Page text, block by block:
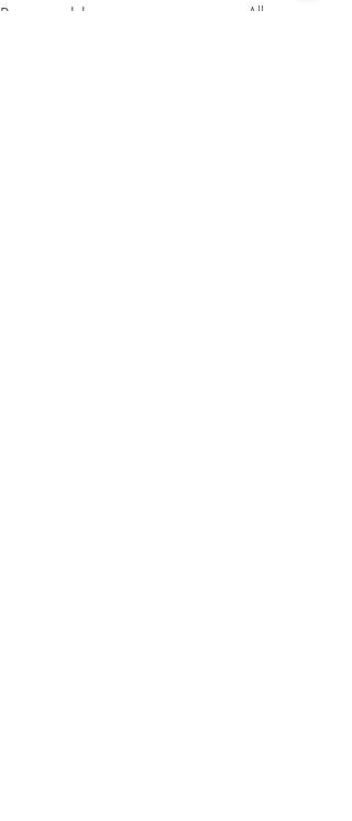
Recente blogposts Alles weergeven